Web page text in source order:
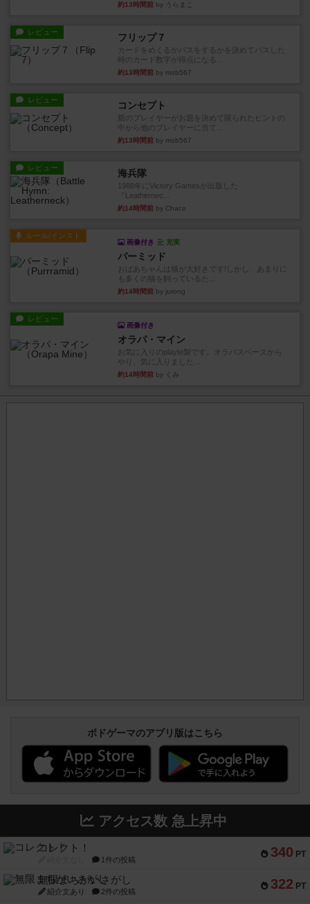
約13時間前 by うらまこ
レビュー フリップ７
カードをめくるかパスをするかを決めてパスした
時のカード数字が得点になる...
約13時間前 by mob567
レビュー コンセプト
親のプレイヤーがお題を決めて限られたヒントの
中から他のプレイヤーに当て...
約13時間前 by mob567
レビュー 海兵隊
1988年にVictory Gamesが出版した
『Leathernec...
約14時間前 by Chaco
ルール/インスト
画像付き 充実
パーミッド
おばあちゃんは猫が大好きです!しかし、あまりに
も多くの猫を飼っているた...
約14時間前 by jurong
レビュー
画像付き
オラパ・マイン
お気に入りのplayte製です。オラパスペースから
やり、気に入りました...
約14時間前 by くみ
ボドゲーマのアプリ版はこちら
アクセス数 急上昇中
340 PT
コレクト！
1件の投稿
322 PT
無限まちがいさがし
紹介文あり 2件の投稿